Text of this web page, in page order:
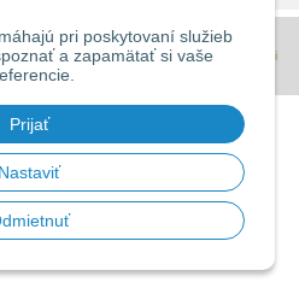
pri poskytovaní služieb
a zapamätať si vaše
Prijať
Nastaviť
cez UNIobchod,webhostingspoločnosti